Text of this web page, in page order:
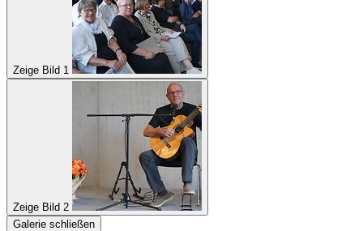
Zeige Bild 1
Zeige Bild 2
Galerie schließen